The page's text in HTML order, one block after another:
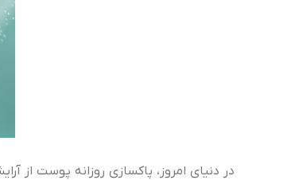
در دنیای امروز، پاکسازی روزانه پوست